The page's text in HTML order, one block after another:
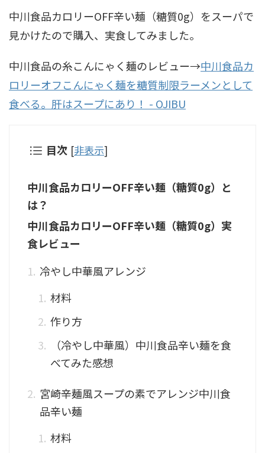
中川食品カロリーOFF辛い麺（糖質0g）をスーパで
見かけたので購入、実食してみました。
中川食品の糸こんにゃく麺のレビュー→中川食品カ
ロリーオフこんにゃく麺を糖質制限ラーメンとして
食べる。肝はスープにあり！ - OJIBU
目次 [非表示]
中川食品カロリーOFF辛い麺（糖質0g）と
は？
中川食品カロリーOFF辛い麺（糖質0g）実
食レビュー
冷やし中華風アレンジ
材料
作り方
（冷やし中華風）中川食品辛い麺を食
べてみた感想
宮崎辛麺風スープの素でアレンジ中川食
品辛い麺
材料